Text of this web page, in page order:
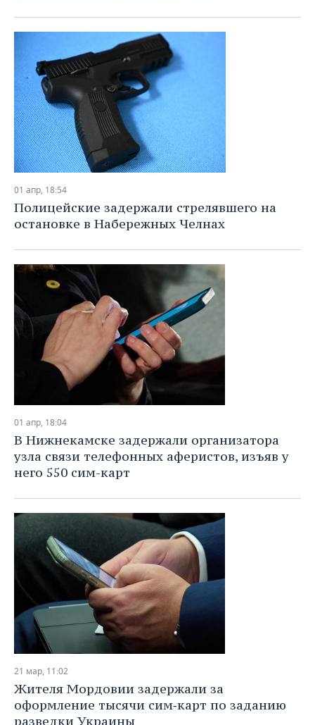
01 апр, 18:54
Полицейские задержали стрелявшего на
остановке в Набережных Челнах
01 апр, 18:04
В Нижнекамске задержали организатора
узла связи телефонных аферистов, изъяв у
него 550 сим-карт
21 мар, 11:02
Жителя Мордовии задержали за
оформление тысячи сим‑карт по заданию
разведки Украины